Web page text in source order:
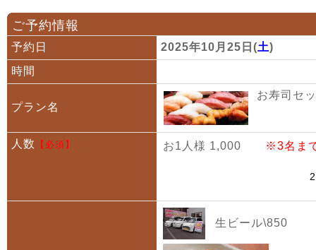
ご予約情報
予約日 2025年10月25日(土)
時間
プラン名
お寿司セ
人数 【必須】 お1人様 1,000 ※3名ま
生ビール\850